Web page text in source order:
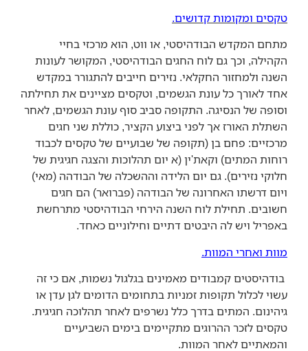
טקסים ומקומות קדושים.
מתחם המקדש הבודהיסטי, או ווט, הוא מרכזי בחיי
הקהילה, וכך גם לוח החגים הבודהיסטי, המקושר לעונות
השנה ולמחזור החקלאי. נזירים חייבים להתגורר במקדש
אחד לאורך כל עונת הגשמים, וטקסים מציינים את תחילתה
וסופה של הנסיגה. התקופה סביב סוף עונת הגשמים, לאחר
השתלת האורז אך לפני ביצוע הקציר, כוללת שני חגים
מרכזיים: פחם בן (תקופה של שבועיים של טקסים לכבוד
רוחות המתים) וקאת'ין (א יום תהלוכות והצגה חגיגית של
חלוקי נזירים). גם יום הלידה וההשכלה של הבודהה (מאי)
ויום דרשתו האחרונה של הבודהה (פברואר) הם חגים
חשובים. תחילת לוח השנה הירחי הבודהיסטי מתרחשת
באפריל ויש לה היבטים דתיים וחילוניים כאחד.
מוות ואחרי המוות.
בודהיסטים קמבודים מאמינים בגלגול נשמות, אם כי זה
עשוי לכלול תקופות זמניות בתחומים הדומים לגן עדן או
גיהינום. המתים בדרך כלל נשרפים לאחר תהלוכה חגיגית.
טקסים לזכר ההרוגים מתקיימים בימים השביעיים
והמאתיים לאחר המוות.